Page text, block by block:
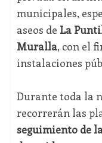
municipales,
aseos de La
Muralla, con el
instalaciones
Durante toda la
recorrerán las
seguimiento de